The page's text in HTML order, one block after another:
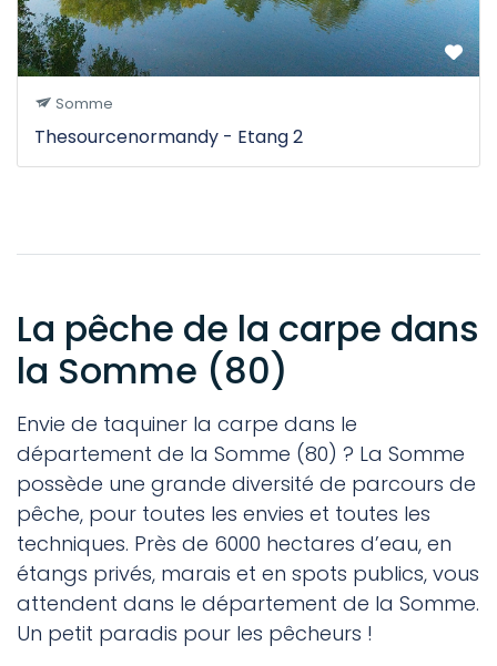
Somme
Thesourcenormandy - Etang 2
La pêche de la carpe dans
la Somme (80)
Envie de taquiner la carpe dans le
département de la Somme (80) ? La Somme
possède une grande diversité de parcours de
pêche, pour toutes les envies et toutes les
techniques. Près de 6000 hectares d’eau, en
étangs privés, marais et en spots publics, vous
attendent dans le département de la Somme.
Un petit paradis pour les pêcheurs !